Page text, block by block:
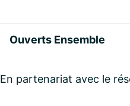
Ouverts Ensemble
En partenariat avec le